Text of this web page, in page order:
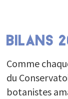
BILANS
Comme
du
botanistes